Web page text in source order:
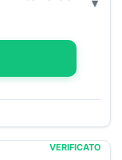
VERIFICATO